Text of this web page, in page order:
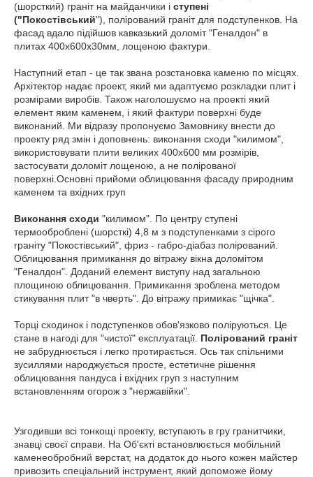
(шорсткий) граніт на майданчики і ступені
("Покостівський"), полірований граніт для подступенков. На
фасад вдало підійшов кавказький доломіт "Геналдон" в
плитах 400х600х30мм, лощеною фактури.
Наступний етап - це так звана розстановка каменю по місцях.
Архітектор надає проект, який ми адаптуємо розкладки плит і
розмірами виробів. Також наголошуємо на проекті який
елемент яким каменем, і який фактури поверхні буде
виконаний. Ми відразу пропонуємо Замовнику внести до
проекту ряд змін і доповнень: виконання сходи "килимом",
використовувати плити великих 400х600 мм розмірів,
застосувати доломіт лощеною, а не полірованої
поверхні.Основні прийоми облицювання фасаду природним
каменем та вхідних груп
Виконання сходи "килимом". По центру ступені
термооброблені (шорсткі) 4,8 м з подступенками з сірого
граніту "Покостівський", фриз - габро-діабаз полірований.
Облицювання примикання до вітражу вікна доломітом
"Геналдон". Доданий елемент виступу над загальною
площиною облицювання. Примикання зроблена методом
стикування плит "в чверть". До вітражу примикає "щічка".
Торці сходинок і подступенков обов'язково поліруються. Це
стане в нагоді для "чистої" експлуатації. Полірований граніт
не забруднюється і легко протирається. Ось так спільними
зусиллями народжується просте, естетичне рішення
облицювання пандуса і вхідних груп з наступним
встановленням огорож з "нержавійки".
Узгодивши всі тонкощі проекту, вступають в гру гранитчики,
знавці своєї справи. На Об'єкті встановлюється мобільний
каменеобробний верстат, на додаток до нього кожен майстер
привозить спеціальний інструмент, який допоможе йому